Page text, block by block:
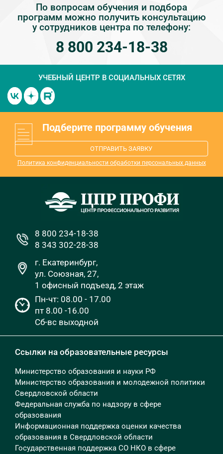
По вопросам обучения и подбора
программ можно получить консультацию
у сотрудников центра по телефону:
8 800 234-18-38
УЧЕБНЫЙ ЦЕНТР В СОЦИАЛЬНЫХ СЕТЯХ
Подберите программу обучения
ОТПРАВИТЬ ЗАЯВКУ
Политика конфиденциальности обработки персональных данных
8 800 234-18-38
8 343 302-28-38
г. Екатеринбург,
ул. Союзная, 27,
1 офисный подъезд, 2 этаж
Пн-чт: 08.00 - 17.00
пт 8.00 -16.00
Сб-вс выходной
Ссылки на образовательные ресурсы
Министерство образования и науки РФ
Министерство образования и молодежной политики
Свердловской области
Федеральная служба по надзору в сфере
образования
Информационная поддержка оценки качества
образования в Свердловской области
Государственная поддержка СО НКО в сфере